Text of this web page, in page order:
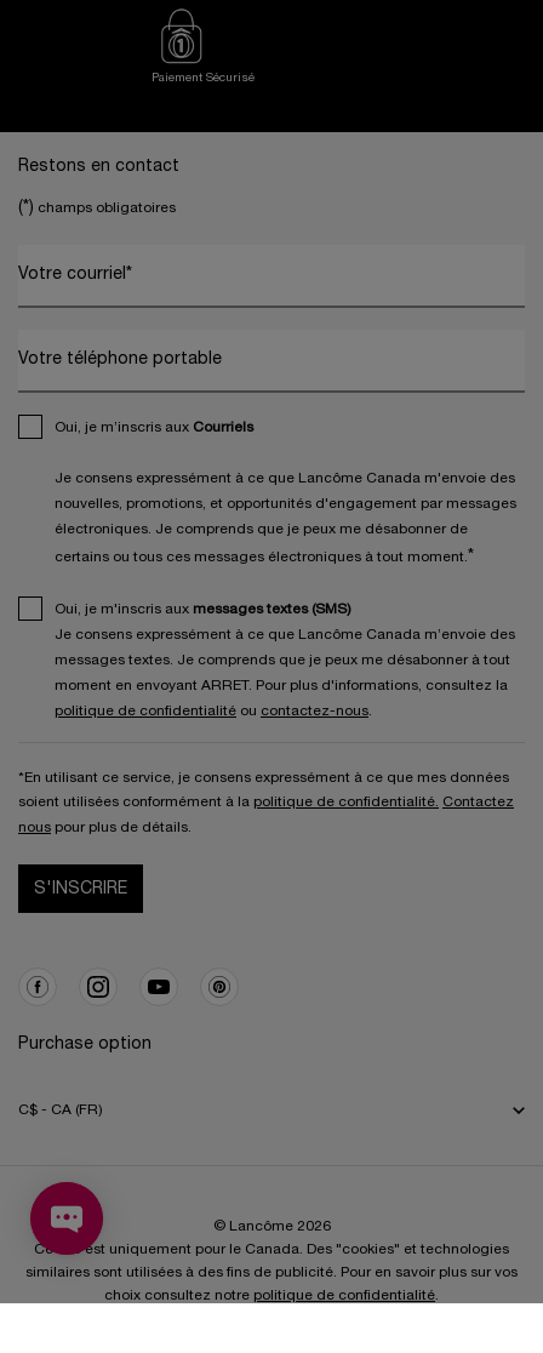
Paiement Sécurisé
Restons en contact
(*) champs obligatoires
Votre courriel *
Votre téléphone portable
Oui, je m’inscris aux Courriels
Je consens expressément à ce que Lancôme Canada m'envoie des
nouvelles, promotions, et opportunités d'engagement par messages
électroniques. Je comprends que je peux me désabonner de
certains ou tous ces messages électroniques à tout moment.*
Oui, je m'inscris aux messages textes (SMS)
Je consens expressément à ce que Lancôme Canada m’envoie des
messages textes. Je comprends que je peux me désabonner à tout
moment en envoyant ARRET. Pour plus d'informations, consultez la
politique de confidentialité ou contactez-nous.
*En utilisant ce service, je consens expressément à ce que mes données
soient utilisées conformément à la politique de confidentialité. Contactez
nous pour plus de détails.
S'INSCRIRE
Purchase option
C$ - CA (FR)
© Lancôme 2026
Ce site est uniquement pour le Canada. Des "cookies" et technologies
similaires sont utilisées à des fins de publicité. Pour en savoir plus sur vos
choix consultez notre politique de confidentialité.